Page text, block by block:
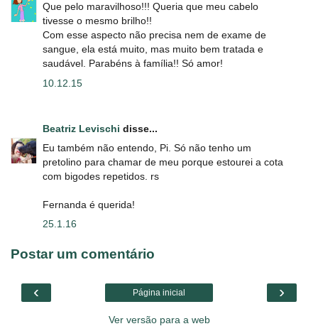
Que pelo maravilhoso!!! Queria que meu cabelo
tivesse o mesmo brilho!!
Com esse aspecto não precisa nem de exame de
sangue, ela está muito, mas muito bem tratada e
saudável. Parabéns à família!! Só amor!
10.12.15
Beatriz Levischi disse...
Eu também não entendo, Pi. Só não tenho um
pretolino para chamar de meu porque estourei a cota
com bigodes repetidos. rs
Fernanda é querida!
25.1.16
Postar um comentário
‹ ›
Página inicial
Ver versão para a web